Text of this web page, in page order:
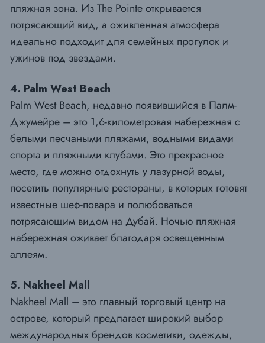
пляжная зона. Из The Pointe открывается
потрясающий вид, а оживленная атмосфера
идеально подходит для семейных прогулок и
ужинов под звездами.
4. Palm West Beach
Palm West Beach, недавно появившийся в Палм-
Джумейре – это 1,6-километровая набережная с
белыми песчаными пляжами, водными видами
спорта и пляжными клубами. Это прекрасное
место, где можно отдохнуть у лазурной воды,
посетить популярные рестораны, в которых готовят
известные шеф-повара и полюбоваться
потрясающим видом на Дубай. Ночью пляжная
набережная оживает благодаря освещенным
аллеям.
5. Nakheel Mall
Nakheel Mall – это главный торговый центр на
острове, который предлагает широкий выбор
международных брендов косметики, одежды,